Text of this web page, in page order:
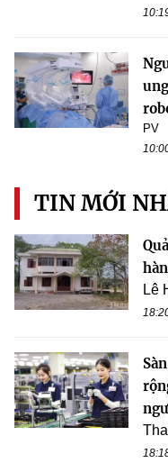
PV
TIN MỚI
Lê